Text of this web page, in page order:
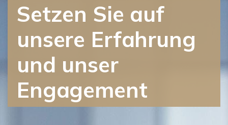
Setzen Sie auf
unsere Erfahrung
und unser
Engagement